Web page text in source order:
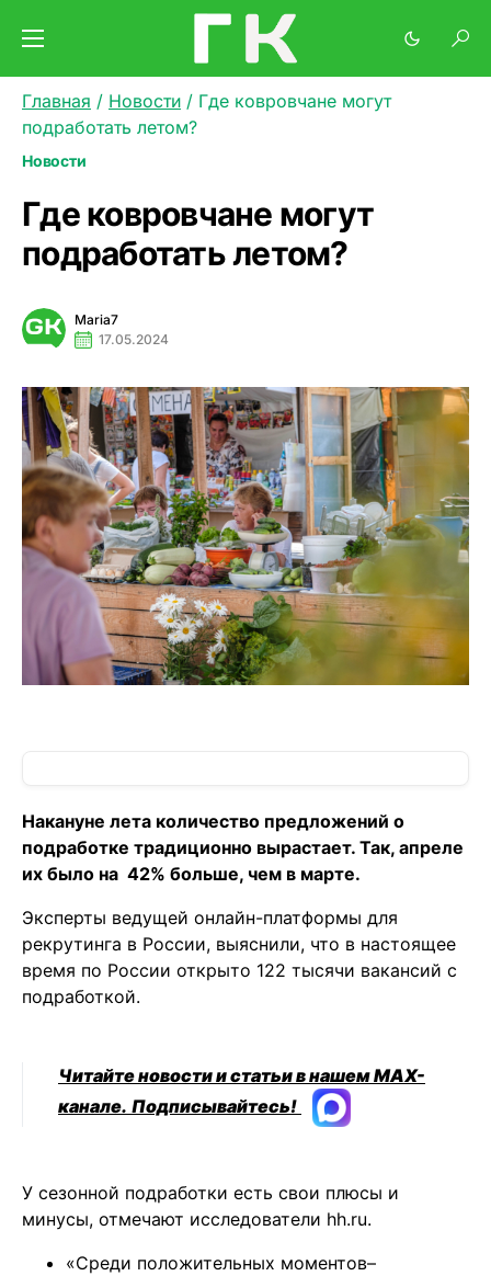
Главная / Новости / Где ковровчане могут
подработать летом?
Новости
Где ковровчане могут
подработать летом?
Maria7
17.05.2024
Накануне лета количество предложений о
подработке традиционно вырастает. Так, апреле
их было на 42% больше, чем в марте.
Эксперты ведущей онлайн-платформы для
рекрутинга в России, выяснили, что в настоящее
время по России открыто 122 тысячи вакансий с
подработкой.
Читайте новости и статьи в нашем MAX-
канале. Подписывайтесь!
У сезонной подработки есть свои плюсы и
минусы, отмечают исследователи hh.ru.
«Среди положительных моментов–